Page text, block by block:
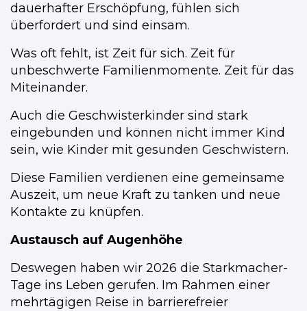
dauerhafter Erschöpfung, fühlen sich
überfordert und sind einsam.
Was oft fehlt, ist Zeit für sich. Zeit für
unbeschwerte Familienmomente. Zeit für das
Miteinander.
Auch die Geschwisterkinder sind stark
eingebunden und können nicht immer Kind
sein, wie Kinder mit gesunden Geschwistern.
Diese Familien verdienen eine gemeinsame
Auszeit, um neue Kraft zu tanken und neue
Kontakte zu knüpfen.
Austausch auf Augenhöhe
Deswegen haben wir 2026 die Starkmacher-
Tage ins Leben gerufen. Im Rahmen einer
mehrtägigen Reise in barrierefreier